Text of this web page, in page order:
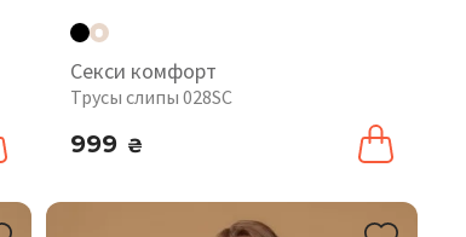
Секси комфорт
Трусы слипы 028SC
999 ₴